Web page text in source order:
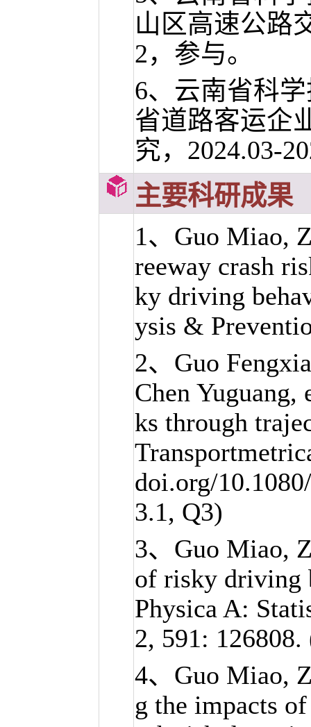
山区高速公路
2，参与。
6、云南省科
省道路客运企
究，2024.03-
主要科研成果
1、 Guo Miao,
reeway crash
ky driving
ysis &
2、Guo
Chen
ks through
doi.org/
3.1, Q3)
3、 Guo Miao,
of risky driving
Physica A:
2, 591:
4、 Guo Miao,
g the impacts